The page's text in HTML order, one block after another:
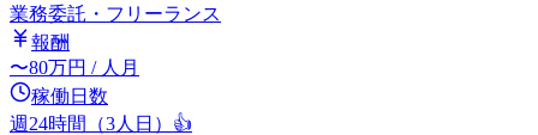
業務委託・フリーランス
報酬
〜80万円 / 人月
稼働日数
週24時間（3人日） 👍